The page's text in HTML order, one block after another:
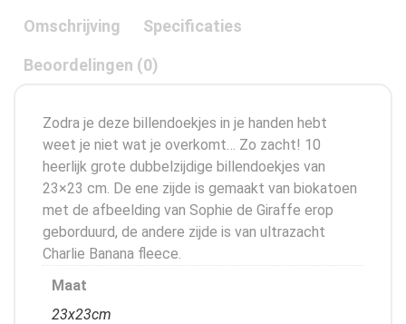
Omschrijving Specificaties
Beoordelingen (0)
Zodra je deze billendoekjes in je handen hebt
weet je niet wat je overkomt… Zo zacht! 10
heerlijk grote dubbelzijdige billendoekjes van
23×23 cm. De ene zijde is gemaakt van biokatoen
met de afbeelding van Sophie de Giraffe erop
geborduurd, de andere zijde is van ultrazacht
Charlie Banana fleece.
Maat
23x23cm